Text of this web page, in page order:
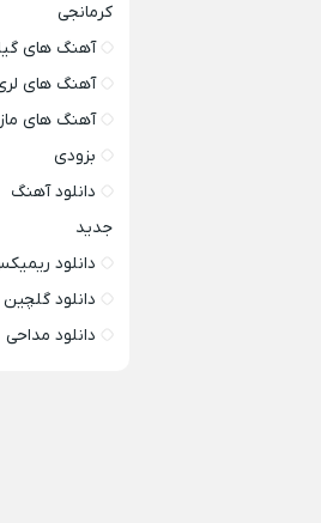
کرمانجی
آهنگ های
آهنگ های
آهنگ های
بزودی
دانلود آهنگ
جدید
دانلود
دانلود گلچین
دانلود مداحی